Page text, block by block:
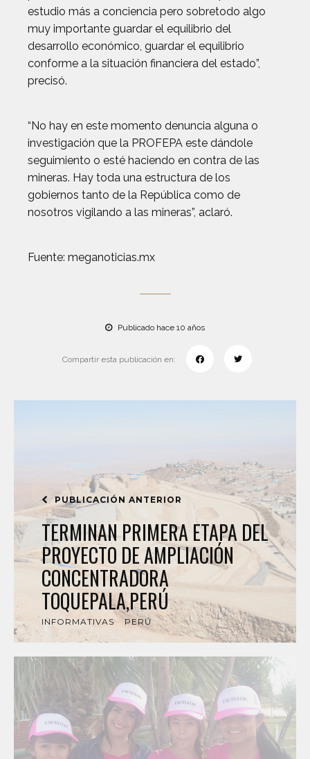
estudio más a conciencia pero sobretodo algo
muy importante guardar el equilibrio del
desarrollo económico, guardar el equilibrio
conforme a la situación financiera del estado”,
precisó.
“No hay en este momento denuncia alguna o
investigación que la PROFEPA este dándole
seguimiento o esté haciendo en contra de las
mineras. Hay toda una estructura de los
gobiernos tanto de la República como de
nosotros vigilando a las mineras”, aclaró.
Fuente: meganoticias.mx
Publicado hace 10 años
Compartir esta publicación en:
PUBLICACIÓN ANTERIOR
TERMINAN PRIMERA ETAPA DEL
PROYECTO DE AMPLIACIÓN
CONCENTRADORA
TOQUEPALA,PERÚ
INFORMATIVAS PERÚ